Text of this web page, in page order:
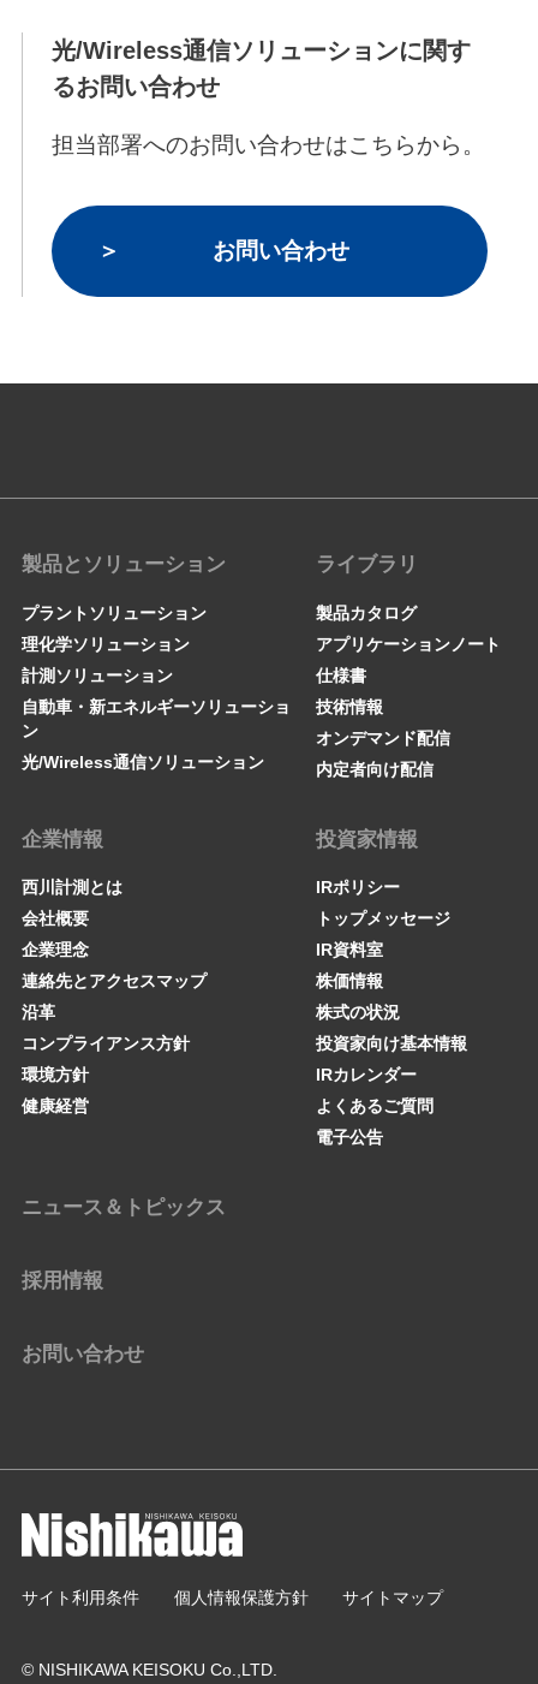
光/Wireless通信ソリューションに関す
るお問い合わせ
担当部署へのお問い合わせはこちらから。
お問い合わせ
製品とソリューション
プラントソリューション
理化学ソリューション
計測ソリューション
自動車・新エネルギーソリューショ
ン
光/Wireless通信ソリューション
ライブラリ
製品カタログ
アプリケーションノート
仕様書
技術情報
オンデマンド配信
内定者向け配信
企業情報
西川計測とは
会社概要
企業理念
連絡先とアクセスマップ
沿革
コンプライアンス方針
環境方針
健康経営
投資家情報
IRポリシー
トップメッセージ
IR資料室
株価情報
株式の状況
投資家向け基本情報
IRカレンダー
よくあるご質問
電子公告
ニュース＆トピックス
採用情報
お問い合わせ
© NISHIKAWA KEISOKU Co.,LTD.
サイト利用条件 個人情報保護方針 サイトマップ